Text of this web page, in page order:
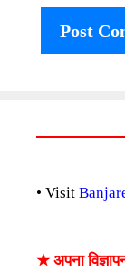
• Visit
★ अपना